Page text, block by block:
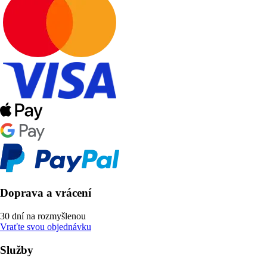
Doprava a vrácení
30 dní na rozmyšlenou
Vraťte svou objednávku
Služby